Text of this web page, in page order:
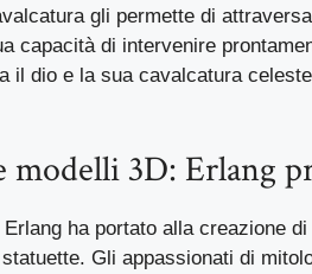
gli permette di
capacità di intervenire
il dio e la sua cavalcatura
modelli 3D: Erlang
ha portato alla creazione
Gli appassionati di